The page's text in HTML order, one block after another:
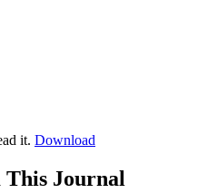
it. Download
Journal